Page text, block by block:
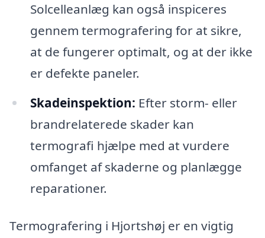
Solcelleanlæg kan også inspiceres
gennem termografering for at sikre,
at de fungerer optimalt, og at der ikke
er defekte paneler.
Skadeinspektion: Efter storm- eller
brandrelaterede skader kan
termografi hjælpe med at vurdere
omfanget af skaderne og planlægge
reparationer.
Termografering i Hjortshøj er en vigtig